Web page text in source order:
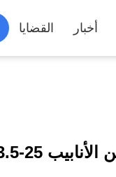
أخبار القضايا